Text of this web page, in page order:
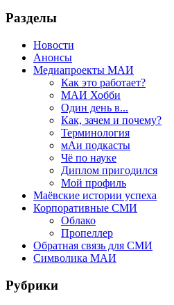
Разделы
Новости
Анонсы
Медиапроекты МАИ
Как это работает?
МАИ Хобби
Один день в...
Как, зачем и почему?
Терминология
мАи подкасты
Чё по науке
Диплом пригодился
Мой профиль
Маёвские истории успеха
Корпоративные СМИ
Облако
Пропеллер
Обратная связь для СМИ
Символика МАИ
Рубрики